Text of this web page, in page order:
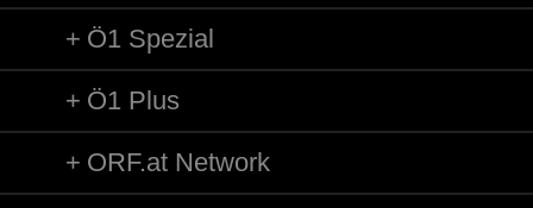
Ö1 Spezial
Ö1 Plus
ORF.at Network